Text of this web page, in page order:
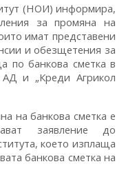
(НОИ) информира,
за промяна на
имат представени
и обезщетения за
по банкова сметка в
АД и „Креди Агрикол
на банкова сметка е
заявление до
което изплаща
банкова сметка на